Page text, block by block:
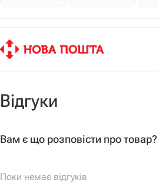
Відгуки
Вам є що розповісти про товар?
Поки немає відгуків